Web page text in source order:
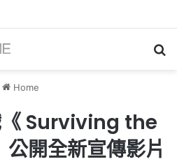
轉世之獸 》 遊戲今日正式發售！
Home
《 Surviving the
開全新宣傳影片